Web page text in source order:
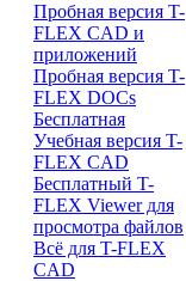
Пробная версия T-
FLEX CAD и
приложений
Пробная версия T-
FLEX DOCs
Бесплатная
Учебная версия T-
FLEX CAD
Бесплатный T-
FLEX Viewer для
просмотра файлов
Всё для T-FLEX
CAD